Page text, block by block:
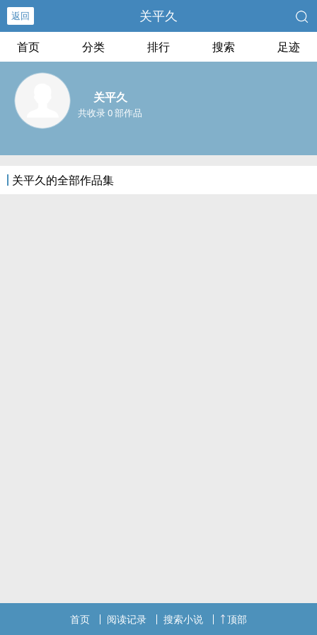
返回 关平久
首页 分类 排行 搜索 足迹
关平久
共收录 0 部作品
关平久的全部作品集
首页 阅读记录 搜索小说 顶部